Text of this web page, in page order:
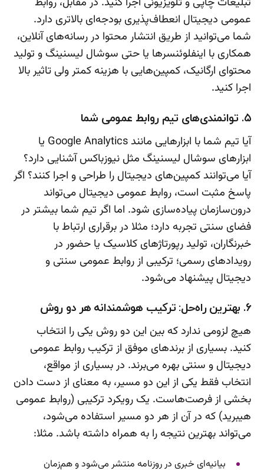
عمومی دیجیتال انعطاف‌پذیری بودجه‌ای بالاتری دارد.
شما می‌توانید از طریق انتشار محتوا در رسانه‌های آنلاین،
همکاری با اینفلوئنسرها یا حتی سوشال لیسنینگ و تولید
محتوای ارگانیک، کمپین‌هایی با هزینه‌ کمتر ولی تاثیر بالا
اجرا کنید.
۵. توانمندی‌های تیم روابط عمومی شما
آیا تیم شما با ابزارهایی مانند Google Analytics یا
ابزارهای سوشال لیسنینگ مثل نیوزباکس آشنایی دارد؟
آیا می‌توانند کمپین‌های دیجیتال را طراحی و اجرا کنند؟ اگر
پاسخ مثبت است، روابط عمومی دیجیتال می‌تواند
درون‌سازمان پیاده‌سازی شود. اما اگر تیم شما بیشتر در
فضای سنتی تجربه دارد؛ مثلا در برقراری ارتباط با
خبرنگاران، تولید رپورتاژهای کلاسیک یا حضور در
رویدادهای رسمی؛ ترکیبی از روابط عمومی سنتی و
دیجیتال پیشنهاد می‌شود.
۶. بهترین راه‌حل: ترکیب هوشمندانه هر دو روش
هیچ لزومی ندارد که بین این دو روش یکی را انتخاب
کنید. بسیاری از برندهای موفق از ترکیب روابط عمومی
دیجیتال و سنتی بهره می‌برند. در بسیاری از مواقع،
انتخاب فقط یکی از این دو مسیر، به معنای از دست دادن
بخشی از فرصت‌هاست. یک رویکرد ترکیبی (روابط عمومی
هیبرید) که در آن از هر دو مسیر استفاده می‌شود،
می‌تواند بهترین نتیجه را به همراه داشته باشد. مثلا:
بیانیه‌ای خبری در روزنامه منتشر می‌شود و هم‌زمان